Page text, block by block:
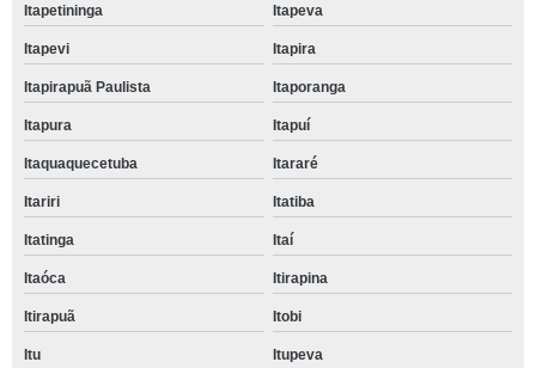
Itapetininga Itapeva
Itapevi Itapira
Itapirapuã Paulista Itaporanga
Itapura Itapuí
Itaquaquecetuba Itararé
Itariri Itatiba
Itatinga Itaí
Itaóca Itirapina
Itirapuã Itobi
Itu Itupeva